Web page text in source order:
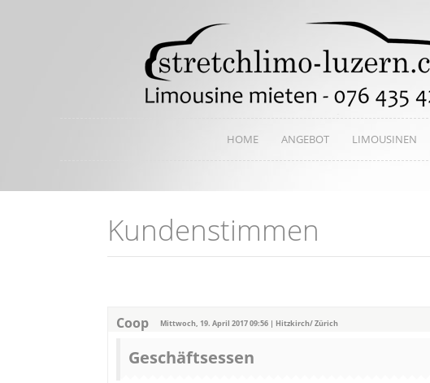
HOME ANGEBOT LIMOUSINEN
Kundenstimmen
Coop Mittwoch, 19. April 2017 09:56 | Hitzkirch/ Zürich
Geschäftsessen